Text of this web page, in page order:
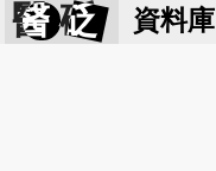
醫 砭 資料庫